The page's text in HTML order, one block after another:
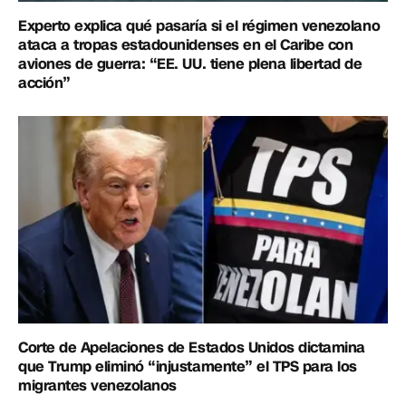
Experto explica qué pasaría si el régimen venezolano
ataca a tropas estadounidenses en el Caribe con
aviones de guerra: “EE. UU. tiene plena libertad de
acción”
Corte de Apelaciones de Estados Unidos dictamina
que Trump eliminó “injustamente” el TPS para los
migrantes venezolanos